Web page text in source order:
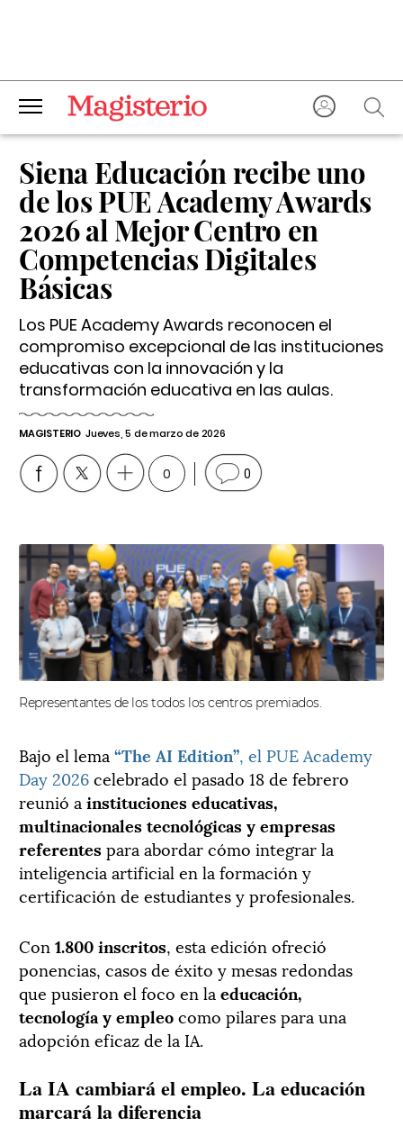
Siena Educación recibe uno
de los PUE Academy Awards
2026 al Mejor Centro en
Competencias Digitales
Básicas
Los PUE Academy Awards reconocen el
compromiso excepcional de las instituciones
educativas con la innovación y la
transformación educativa en las aulas.
MAGISTERIO Jueves, 5 de marzo de 2026
0 0
Representantes de los todos los centros premiados.
Bajo el lema “The AI Edition”, el PUE Academy
Day 2026celebrado el pasado 18 de febrero
reunió a instituciones educativas,
multinacionales tecnológicas y empresas
referentespara abordar cómo integrar la
inteligencia artificial en la formación y
certificación de estudiantes y profesionales.
Con 1.800 inscritos, esta edición ofreció
ponencias, casos de éxito y mesas redondas
que pusieron el foco en la educación,
tecnología y empleocomo pilares para una
adopción eficaz de la IA.
La IA cambiará el empleo. La educación
marcará la diferencia